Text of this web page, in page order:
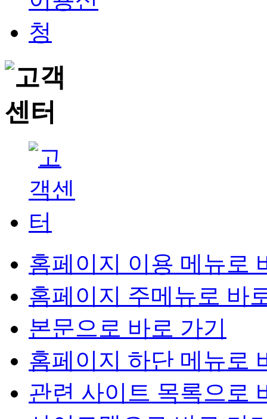
홈페이지 이용 메뉴로
홈페이지 주메뉴로 바
본문으로 바로 가기
홈페이지 하단 메뉴로
관련 사이트 목록으로